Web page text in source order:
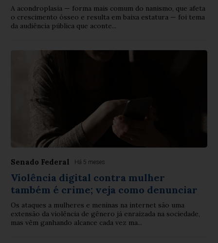
A acondroplasia — forma mais comum do nanismo, que afeta
o crescimento ósseo e resulta em baixa estatura — foi tema
da audiência pública que aconte...
Senado Federal Há 5 meses
Violência digital contra mulher
também é crime; veja como denunciar
Os ataques a mulheres e meninas na internet são uma
extensão da violência de gênero já enraizada na sociedade,
mas vêm ganhando alcance cada vez ma...